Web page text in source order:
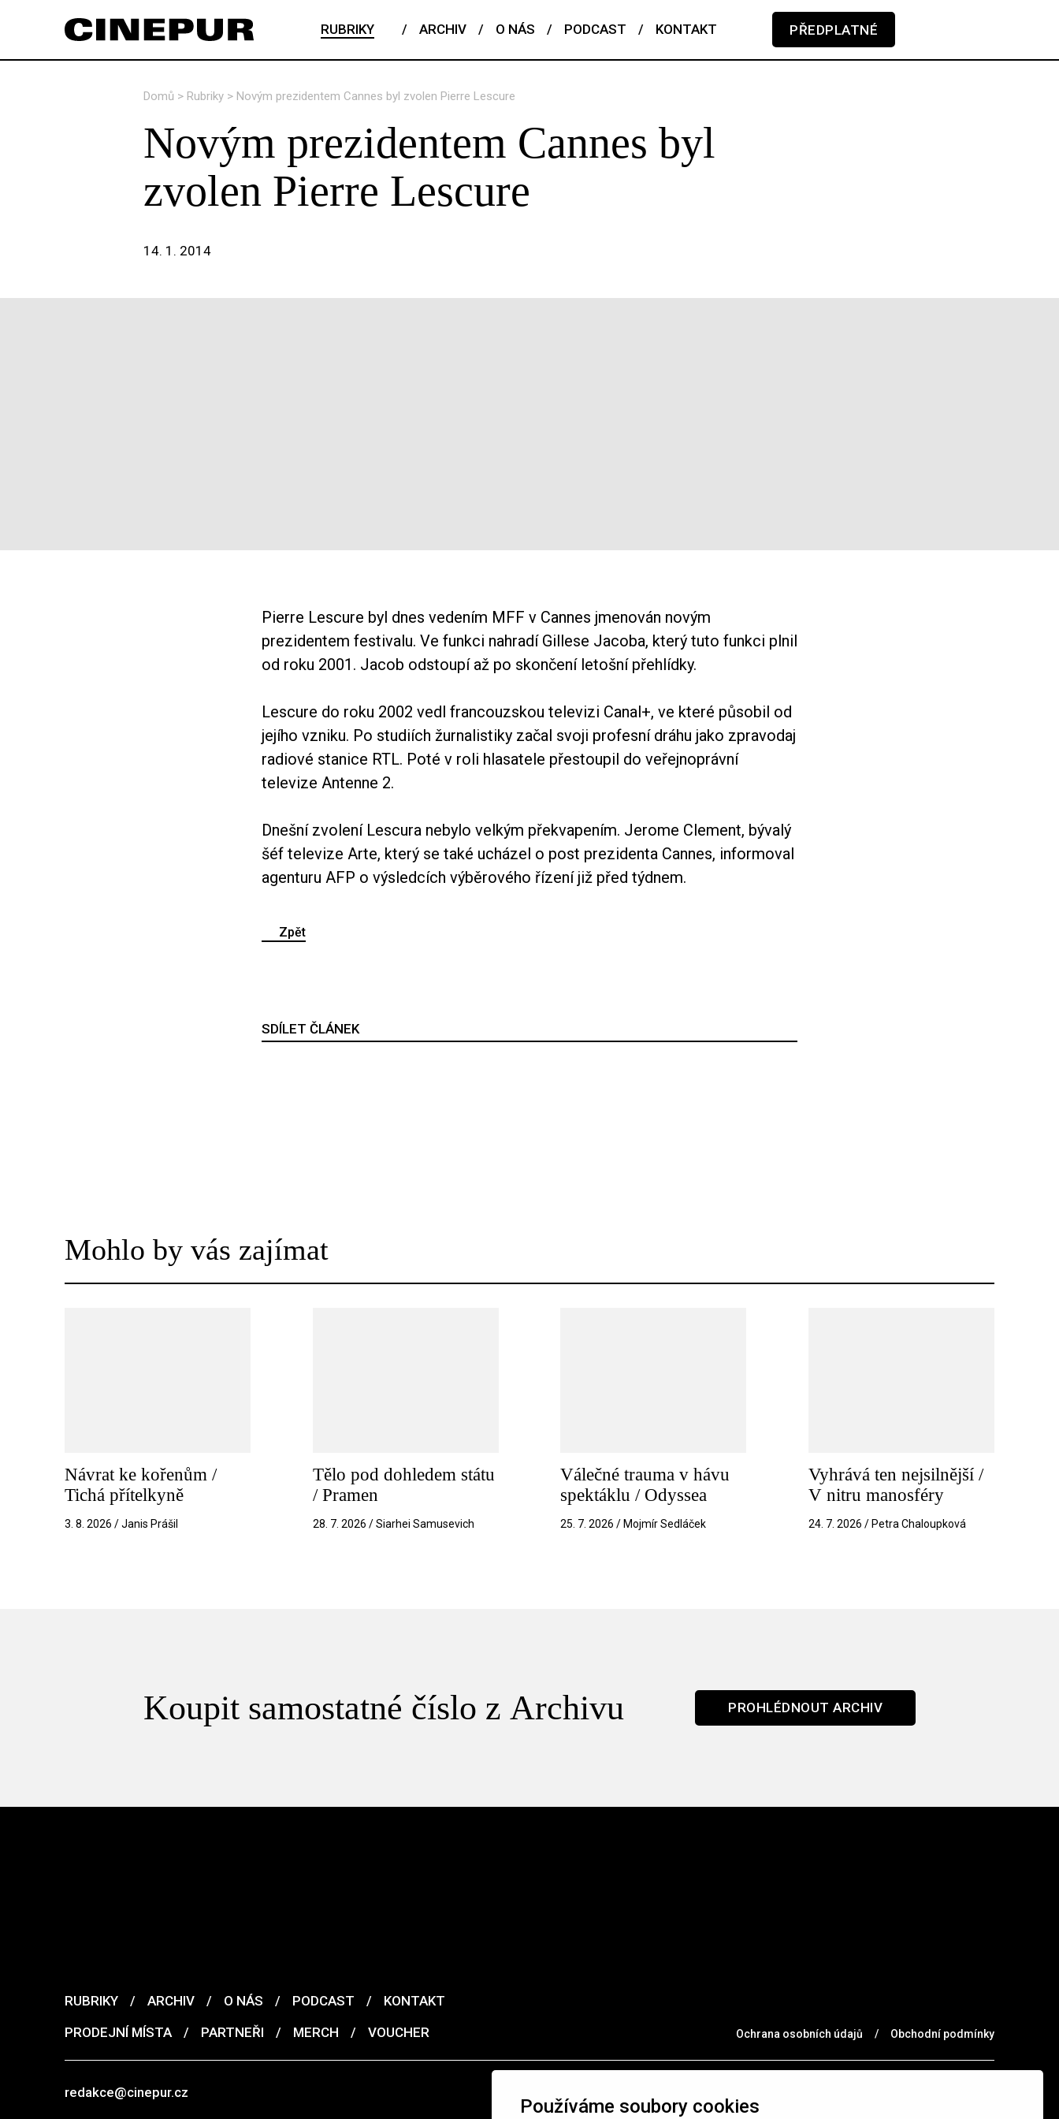
Používáme soubory cookies
RUBRIKY / ARCHIV / O NÁS / PODCAST / KONTAKT PŘEDPLATNÉ
Domů > Rubriky > Novým prezidentem Cannes byl zvolen Pierre Lescure
Novým prezidentem Cannes byl
zvolen Pierre Lescure
14. 1. 2014
Pierre Lescure byl dnes vedením MFF v Cannes jmenován novým
prezidentem festivalu. Ve funkci nahradí Gillese Jacoba, který tuto funkci plnil
od roku 2001. Jacob odstoupí až po skončení letošní přehlídky.
Lescure do roku 2002 vedl francouzskou televizi Canal+, ve které působil od
jejího vzniku. Po studiích žurnalistiky začal svoji profesní dráhu jako zpravodaj
radiové stanice RTL. Poté v roli hlasatele přestoupil do veřejnoprávní
televize Antenne 2.
Dnešní zvolení Lescura nebylo velkým překvapením. Jerome Clement, bývalý
šéf televize Arte, který se také ucházel o post prezidenta Cannes, informoval
agenturu AFP o výsledcích výběrového řízení již před týdnem.
Zpět
SDÍLET ČLÁNEK
Mohlo by vás zajímat
Návrat ke kořenům /
Tichá přítelkyně
3. 8. 2026 / Janis Prášil
Tělo pod dohledem státu
/ Pramen
28. 7. 2026 / Siarhei Samusevich
Válečné trauma v hávu
spektáklu / Odyssea
25. 7. 2026 / Mojmír Sedláček
Vyhrává ten nejsilnější /
V nitru manosféry
24. 7. 2026 / Petra Chaloupková
Koupit samostatné číslo z Archivu PROHLÉDNOUT ARCHIV
RUBRIKY / ARCHIV / O NÁS / PODCAST /
KONTAKT
PRODEJNÍ MÍSTA
/ PARTNEŘI / MERCH / VOUCHER Ochrana osobních údajů / Obchodní podmínky
redakce@cinepur.cz